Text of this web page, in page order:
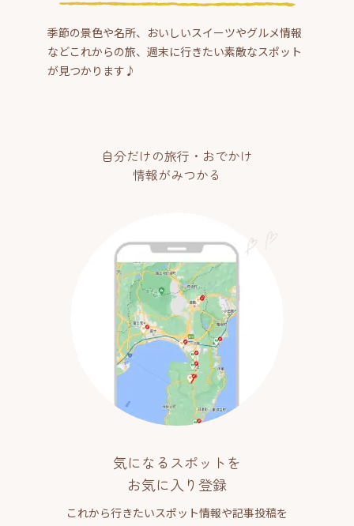
季節の景色や名所、おいしいスイーツやグルメ情報
などこれからの旅、週末に行きたい素敵なスポット
が見つかります♪
自分だけの旅行・おでかけ
情報がみつかる
気になるスポットを
お気に入り登録
これから行きたいスポット情報や記事投稿を